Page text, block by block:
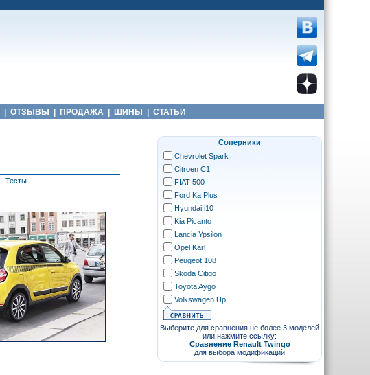
ОТЗЫВЫ ПРОДАЖА ШИНЫ СТАТЬИ
Тесты
Соперники
Chevrolet Spark
Citroen C1
FIAT 500
Ford Ka Plus
Hyundai i10
Kia Picanto
Lancia Ypsilon
Opel Karl
Peugeot 108
Skoda Citigo
Toyota Aygo
Volkswagen Up
Выберите для сравнения не более 3 моделей
или нажмите ссылку:
Сравнение Renault Twingo
для выбора модификаций